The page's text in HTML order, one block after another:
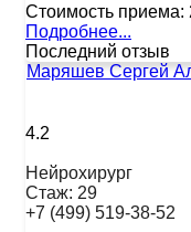
Стоимость приема:
Подробнее...
Последний отзыв
Маряшев Сергей
4.2
Нейрохирург
Стаж: 29
+7 (499) 519-38-52